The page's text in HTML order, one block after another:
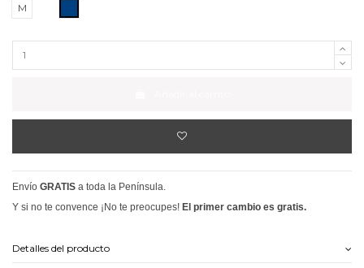
M
Envío GRATIS a toda la Península.
Y si no te convence ¡No te preocupes! El primer cambio es gratis.
Detalles del producto